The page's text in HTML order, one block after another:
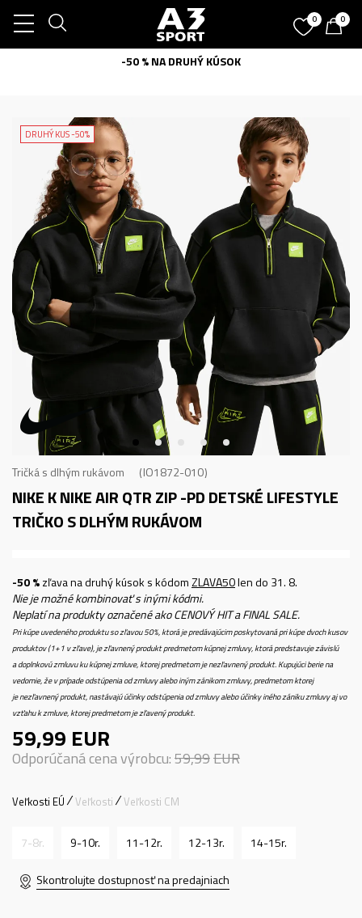
0 0
-50 % NA DRUHÝ KÚSOK
DRUHÝ KUS -50%
Tričká s dlhým rukávom IO1872-010
NIKE K NIKE AIR QTR ZIP -PDDETSKÉ LIFESTYLE
TRIČKO S DLHÝM RUKÁVOM
-50 %zľava na druhý kúsok s kódomZLAVA50len do 31. 8.
Nie je možné kombinovať s inými kódmi.
Neplatí na produkty označené ako CENOVÝ HIT a FINAL SALE.
Pri kúpe uvedeného produktu so zľavou 50%, ktorá je predávajúcim poskytovaná pri kúpe dvoch kusov
produktov (1+1 v zľave), je zľavnený produkt predmetom kúpnej zmluvy, ktorá predstavuje závislú
a doplnkovú zmluvu ku kúpnej zmluve, ktorej predmetom je nezľavnený produkt. Kupujúci berie na
vedomie, že v prípade odstúpenia od zmluvy alebo iným zánikom zmluvy, predmetom ktorej
je nezľavnený produkt, nastávajú účinky odstúpenia od zmluvy alebo účinky iného zániku zmluvy aj vo
vzťahu k zmluve, ktorej predmetom je zľavený produkt.
59,99 EUR
Odporúčaná cena výrobcu:59,99EUR
Veľkosti EÚ Veľkosti Veľkosti CM
7-8r. 9-10r. 11-12r. 12-13r. 14-15r.
Skontrolujte dostupnosť na predajniach